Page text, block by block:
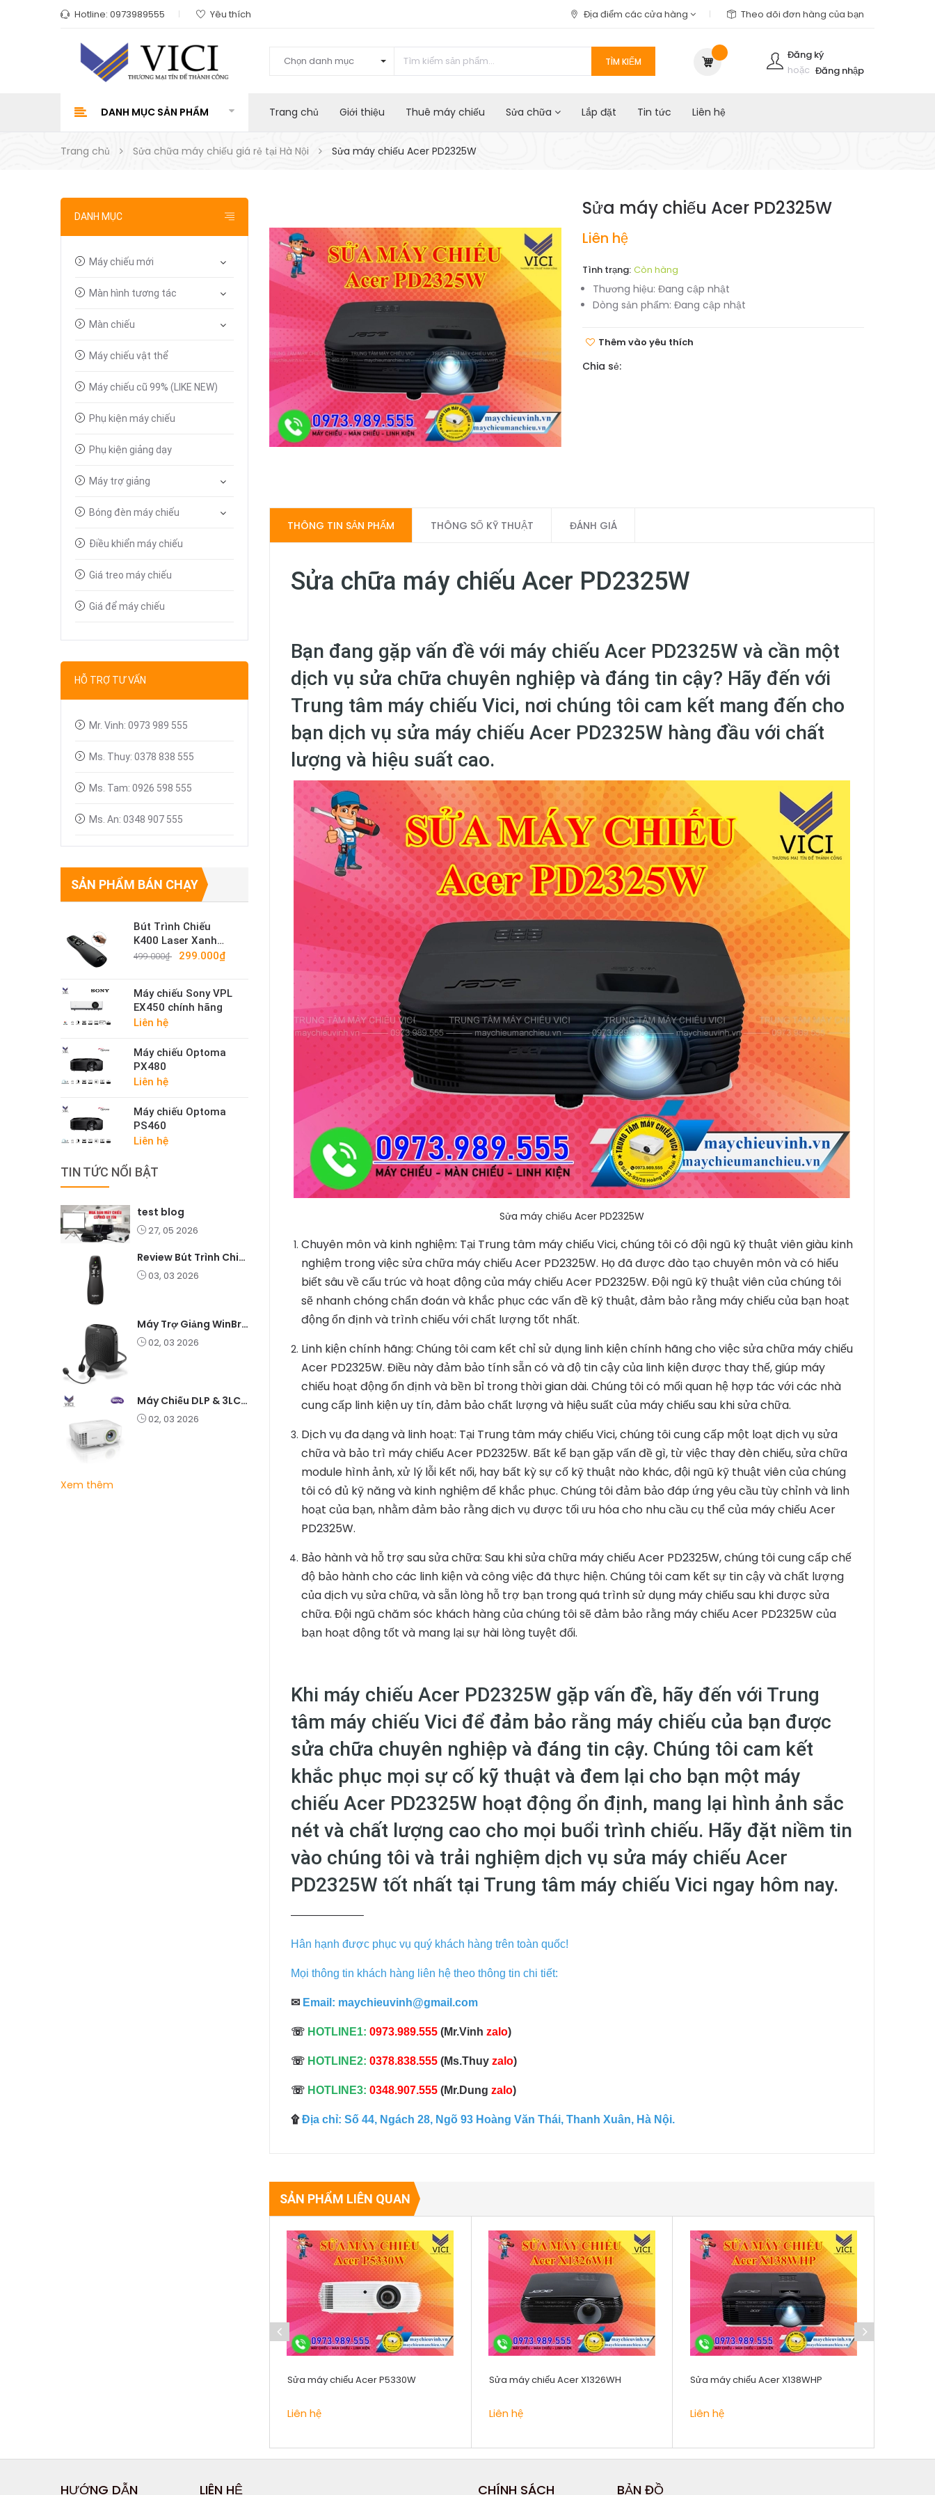
Hotline: 0973989555 Yêu thích Địa điểm các cửa hàng Theo dõi đơn hàng của bạn
Chọn danh mục TÌM KIẾM
Đăng ký
hoặc Đăng nhập
DANH MỤC SẢN PHẨM Trang chủ Giới thiệu Thuê máy chiếu Sửa chữa Lắp đặt Tin tức Liên hệ
Trang chủ Sửa chữa máy chiếu giá rẻ tại Hà Nội Sửa máy chiếu Acer PD2325W
DANH MỤC
Máy chiếu mới
Màn hình tương tác
Màn chiếu
Máy chiếu vật thể
Máy chiếu cũ 99% (LIKE NEW)
Phụ kiện máy chiếu
Phụ kiện giảng dạy
Máy trợ giảng
Bóng đèn máy chiếu
Điều khiển máy chiếu
Giá treo máy chiếu
Giá để máy chiếu
Bút trình chiếu
Linh kiện máy chiếu
HỖ TRỢ TƯ VẤN
Mr. Vinh: 0973 989 555
Ms. Thuy: 0378 838 555
Ms. Tam: 0926 598 555
Ms. An: 0348 907 555
SẢN PHẨM BÁN CHẠY
Bút Trình Chiếu
K400 Laser Xanh
Cao Cấp – Bút Trình
499.000₫ 299.000₫
Máy chiếu Sony VPL
EX450 chính hãng
Liên hệ
Máy chiếu Optoma
PX480
Liên hệ
Máy chiếu Optoma
PS460
Liên hệ
TIN TỨC NỔI BẬT
test blog
27, 05 2026
Review Bút Trình Chiếu K400 Laser 2.4G: Nhỏ Gọn, Ổn Định, Lý Tưởng Cho Giáo Viên Và Doanh Nghiệp
03, 03 2026
Máy Trợ Giảng WinBridge C007 Không Dây – Pin Lâu, Âm Thanh Rõ
02, 03 2026
Máy Chiếu DLP & 3LCD – Nên Chọn Loại Nào Cho Văn Phòng & Giải Trí?
02, 03 2026
Xem thêm
Sửa máy chiếu Acer PD2325W
Liên hệ
Tình trạng: Còn hàng
Thương hiệu: Đang cập nhật
Dòng sản phẩm: Đang cập nhật
Thêm vào yêu thích
Chia sẻ:
THÔNG TIN SẢN PHẨM THÔNG SỐ KỸ THUẬT ĐÁNH GIÁ
Sửa chữa máy chiếu Acer PD2325W
Bạn đang gặp vấn đề với máy chiếu Acer PD2325W và cần một
dịch vụ sửa chữa chuyên nghiệp và đáng tin cậy? Hãy đến với
Trung tâm máy chiếu Vici, nơi chúng tôi cam kết mang đến cho
bạn dịch vụ sửa máy chiếu Acer PD2325W hàng đầu với chất
lượng và hiệu suất cao.
Sửa máy chiếu Acer PD2325W
Chuyên môn và kinh nghiệm: Tại Trung tâm máy chiếu Vici, chúng tôi có đội ngũ kỹ thuật viên giàu kinh
nghiệm trong việc sửa chữa máy chiếu Acer PD2325W. Họ đã được đào tạo chuyên môn và có hiểu
biết sâu về cấu trúc và hoạt động của máy chiếu Acer PD2325W. Đội ngũ kỹ thuật viên của chúng tôi
sẽ nhanh chóng chẩn đoán và khắc phục các vấn đề kỹ thuật, đảm bảo rằng máy chiếu của bạn hoạt
động ổn định và trình chiếu với chất lượng tốt nhất.
Linh kiện chính hãng: Chúng tôi cam kết chỉ sử dụng linh kiện chính hãng cho việc sửa chữa máy chiếu
Acer PD2325W. Điều này đảm bảo tính sẵn có và độ tin cậy của linh kiện được thay thế, giúp máy
chiếu hoạt động ổn định và bền bỉ trong thời gian dài. Chúng tôi có mối quan hệ hợp tác với các nhà
cung cấp linh kiện uy tín, đảm bảo chất lượng và hiệu suất của máy chiếu sau khi sửa chữa.
Dịch vụ đa dạng và linh hoạt: Tại Trung tâm máy chiếu Vici, chúng tôi cung cấp một loạt dịch vụ sửa
chữa và bảo trì máy chiếu Acer PD2325W. Bất kể bạn gặp vấn đề gì, từ việc thay đèn chiếu, sửa chữa
module hình ảnh, xử lý lỗi kết nối, hay bất kỳ sự cố kỹ thuật nào khác, đội ngũ kỹ thuật viên của chúng
tôi có đủ kỹ năng và kinh nghiệm để khắc phục. Chúng tôi đảm bảo đáp ứng yêu cầu tùy chỉnh và linh
hoạt của bạn, nhằm đảm bảo rằng dịch vụ được tối ưu hóa cho nhu cầu cụ thể của máy chiếu Acer
PD2325W.
Bảo hành và hỗ trợ sau sửa chữa: Sau khi sửa chữa máy chiếu Acer PD2325W, chúng tôi cung cấp chế
độ bảo hành cho các linh kiện và công việc đã thực hiện. Chúng tôi cam kết sự tin cậy và chất lượng
của dịch vụ sửa chữa, và sẵn lòng hỗ trợ bạn trong quá trình sử dụng máy chiếu sau khi được sửa
chữa. Đội ngũ chăm sóc khách hàng của chúng tôi sẽ đảm bảo rằng máy chiếu Acer PD2325W của
bạn hoạt động tốt và mang lại sự hài lòng tuyệt đối.
Khi máy chiếu Acer PD2325W gặp vấn đề, hãy đến với Trung
tâm máy chiếu Vici để đảm bảo rằng máy chiếu của bạn được
sửa chữa chuyên nghiệp và đáng tin cậy. Chúng tôi cam kết
khắc phục mọi sự cố kỹ thuật và đem lại cho bạn một máy
chiếu Acer PD2325W hoạt động ổn định, mang lại hình ảnh sắc
nét và chất lượng cao cho mọi buổi trình chiếu. Hãy đặt niềm tin
vào chúng tôi và trải nghiệm dịch vụ sửa máy chiếu Acer
PD2325W tốt nhất tại Trung tâm máy chiếu Vici ngay hôm nay.
——————–
Hân hạnh được phục vụ quý khách hàng trên toàn quốc!
Mọi thông tin khách hàng liên hệ theo thông tin chi tiết:
✉ Email: maychieuvinh@gmail.com
☏ HOTLINE1: 0973.989.555 (Mr.Vinh zalo)
☏ HOTLINE2: 0378.838.555 (Ms.Thuy zalo)
☏ HOTLINE3: 0348.907.555 (Mr.Dung zalo)
۩ Địa chỉ: Số 44, Ngách 28, Ngõ 93 Hoàng Văn Thái, Thanh Xuân, Hà Nội.
SẢN PHẨM LIÊN QUAN
Sửa máy chiếu Acer P5330W
Liên hệ
Sửa máy chiếu Acer X1326WH
Liên hệ
Sửa máy chiếu Acer X138WHP
Liên hệ
HƯỚNG DẪN LIÊN HỆ CHÍNH SÁCH BẢN ĐỒ